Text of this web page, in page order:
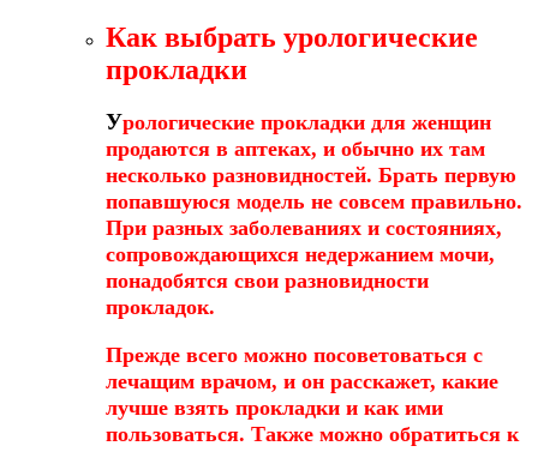
Как выбрать урологические
прокладки
Урологические прокладки для женщин
продаются в аптеках, и обычно их там
несколько разновидностей. Брать первую
попавшуюся модель не совсем правильно.
При разных заболеваниях и состояниях,
сопровождающихся недержанием мочи,
понадобятся свои разновидности
прокладок.
Прежде всего можно посоветоваться с
лечащим врачом, и он расскажет, какие
лучше взять прокладки и как ими
пользоваться. Также можно обратиться к